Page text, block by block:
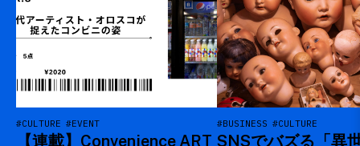
#CULTURE #EVENT
【連載】Convenience ART
#BUSINESS #CULTURE
SNSでバズる「異